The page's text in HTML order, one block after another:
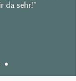
da sehr!"